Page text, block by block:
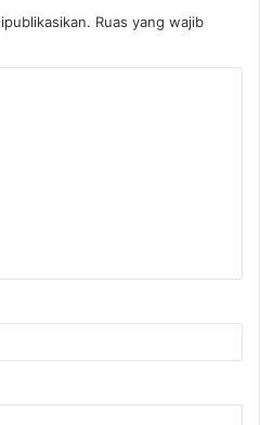
Ruas yang wajib